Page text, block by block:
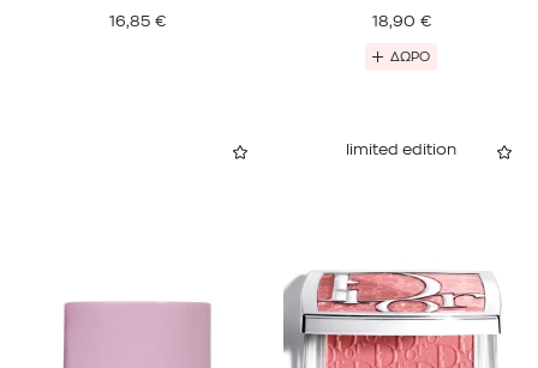
16,85 € 18,90 €
ΔΩΡΟ
limited edition